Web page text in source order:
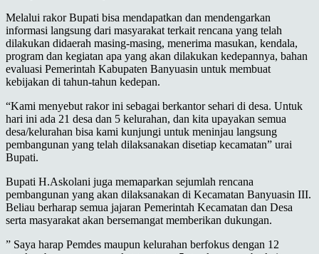
Melalui rakor Bupati bisa mendapatkan dan mendengarkan
informasi langsung dari masyarakat terkait rencana yang telah
dilakukan didaerah masing-masing, menerima masukan, kendala,
program dan kegiatan apa yang akan dilakukan kedepannya, bahan
evaluasi Pemerintah Kabupaten Banyuasin untuk membuat
kebijakan di tahun-tahun kedepan.
“Kami menyebut rakor ini sebagai berkantor sehari di desa. Untuk
hari ini ada 21 desa dan 5 kelurahan, dan kita upayakan semua
desa/kelurahan bisa kami kunjungi untuk meninjau langsung
pembangunan yang telah dilaksanakan disetiap kecamatan” urai
Bupati.
Bupati H.Askolani juga memaparkan sejumlah rencana
pembangunan yang akan dilaksanakan di Kecamatan Banyuasin III.
Beliau berharap semua jajaran Pemerintah Kecamatan dan Desa
serta masyarakat akan bersemangat memberikan dukungan.
” Saya harap Pemdes maupun kelurahan berfokus dengan 12